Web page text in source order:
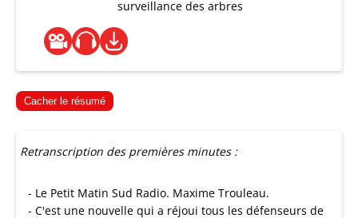
surveillance des arbres
Cacher le résumé
Retranscription des premières minutes :
- Le Petit Matin Sud Radio. Maxime Trouleau.
- C'est une nouvelle qui a réjoui tous les défenseurs de